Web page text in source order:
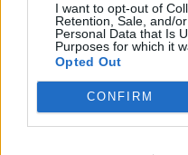
I want to opt-out of
Retention, Sale, and/
Personal Data that Is
Purposes for which it
Opted Out
CONFIRM
Italiensk
Den nye 19-foteren
både som solbåt
Italienske Selva
båtmotorer. Også